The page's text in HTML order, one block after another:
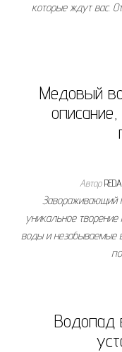
которые ждут вас.
Медовый
Автор
Завораживающий
уникальное
воды и незабываемые
Водопад